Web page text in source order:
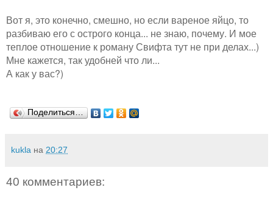
Вот я, это конечно, смешно, но если вареное яйцо, то
разбиваю его с острого конца... не знаю, почему. И мое
теплое отношение к роману Свифта тут не при делах...)
Мне кажется, так удобней что ли...
А как у вас?)
Поделиться…
kukla на 20:27
40 комментариев: